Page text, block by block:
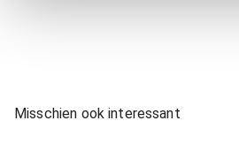
Misschien ook interessant